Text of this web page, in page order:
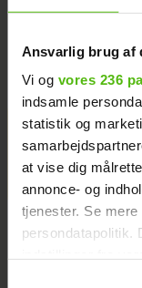
Ansvarlig brug af
Vi og vores 236
indsamle
statistik og
at vise dig
annonce- og
tjenester. Se
retrostil
Mai
flamme